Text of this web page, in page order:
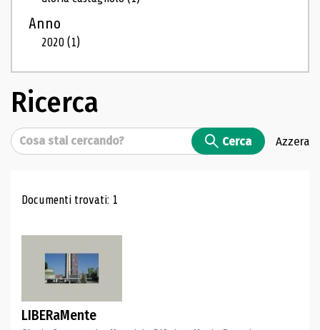
Anno
2020(1)
Ricerca
Cerca Cerca Azzera
Risultati di ricerca
Documenti trovati: 1
LIBERaMente